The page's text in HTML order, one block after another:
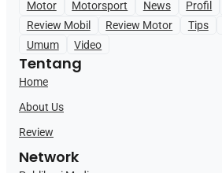
Motor
Motorsport News Profil
Review Mobil
Review Motor Tips
Umum
Video
Tentang
Home
About Us
Review
Network